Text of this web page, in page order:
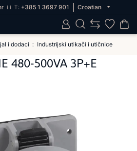
ili T: +385 1 3697 901 Croatian
i dodaci Industrijski utikači i utičnice
480-500VA 3P+E